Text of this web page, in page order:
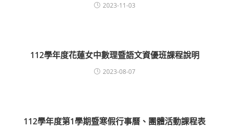
2023-11-03
112學年度花蓮女中數理暨語文資優班課程說明
2023-08-07
112學年度第1學期暨寒假行事曆、團體活動課程表